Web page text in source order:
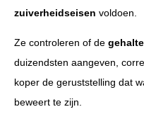
zuiverheidseisen voldoen.
Ze controleren of de
duizendsten aangeven,
koper de geruststelling dat
beweert te zijn.